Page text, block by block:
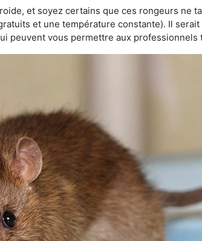
et soyez certains que ces rongeurs ne
et une température constante). Il
peuvent vous permettre aux